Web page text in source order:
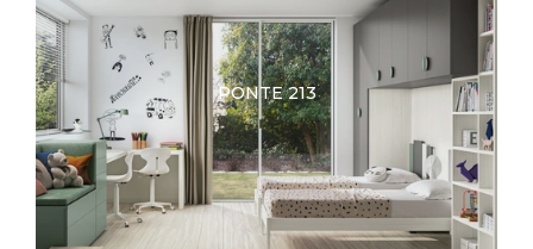
PONTE 213